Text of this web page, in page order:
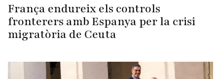
França endureix els controls
fronterers amb Espanya per la crisi
migratòria de Ceuta